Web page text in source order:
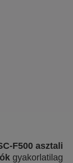
F500 asztali
gyakorlatilag